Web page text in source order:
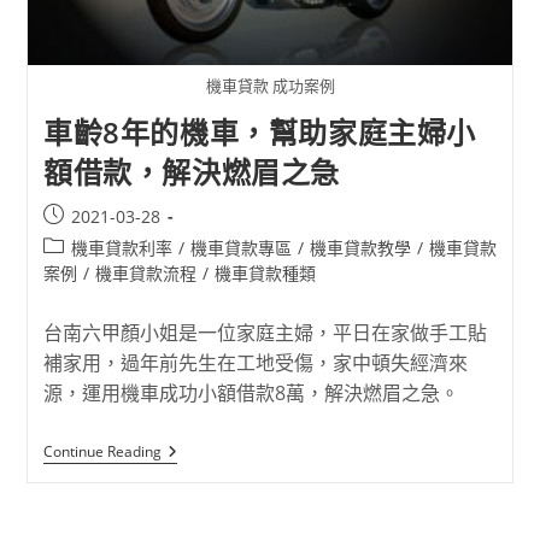
機車貸款 成功案例
車齡8年的機車，幫助家庭主婦小
額借款，解決燃眉之急
2021-03-28
機車貸款利率 / 機車貸款專區 / 機車貸款教學 / 機車貸款
案例 / 機車貸款流程 / 機車貸款種類
台南六甲顏小姐是一位家庭主婦，平日在家做手工貼
補家用，過年前先生在工地受傷，家中頓失經濟來
源，運用機車成功小額借款8萬，解決燃眉之急。
Continue Reading